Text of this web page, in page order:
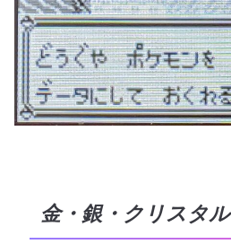
金・銀・クリスタル